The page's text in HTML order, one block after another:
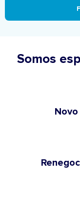
Somos